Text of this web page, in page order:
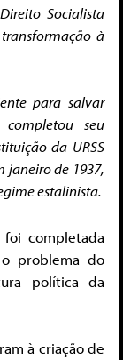
Socialista
à
para salvar
seu
da URSS
janeiro de 1937,
estalinista.
foi completada
problema do
política da
à criação de